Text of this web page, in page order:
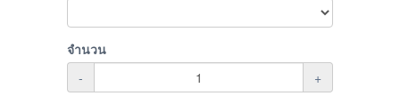
จำนวน
-
+